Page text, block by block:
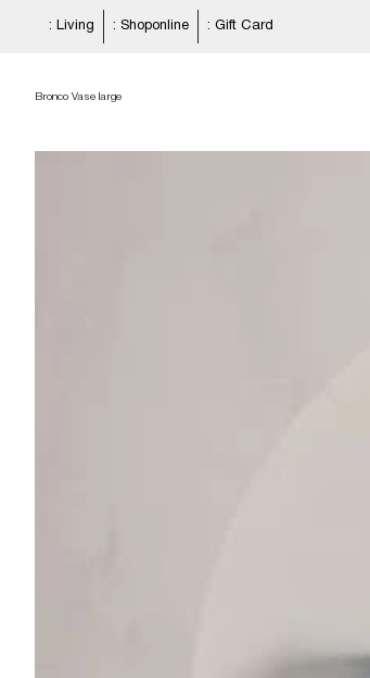
: Living : Shoponline : Gift Card
Bronco Vase large